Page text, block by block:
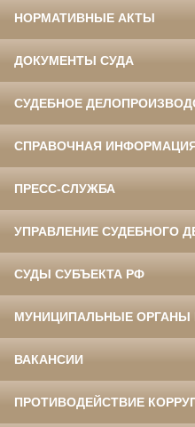
НОРМАТИВНЫЕ АКТЫ
ДОКУМЕНТЫ СУДА
СУДЕБНОЕ
СПРАВОЧНАЯ
ПРЕСС-СЛУЖБА
УПРАВЛЕНИЕ СУДЕБНОГО
СУДЫ СУБЪЕКТА РФ
МУНИЦИПАЛЬНЫЕ ОРГАНЫ
ВАКАНСИИ
ПРОТИВОДЕЙСТВИЕ